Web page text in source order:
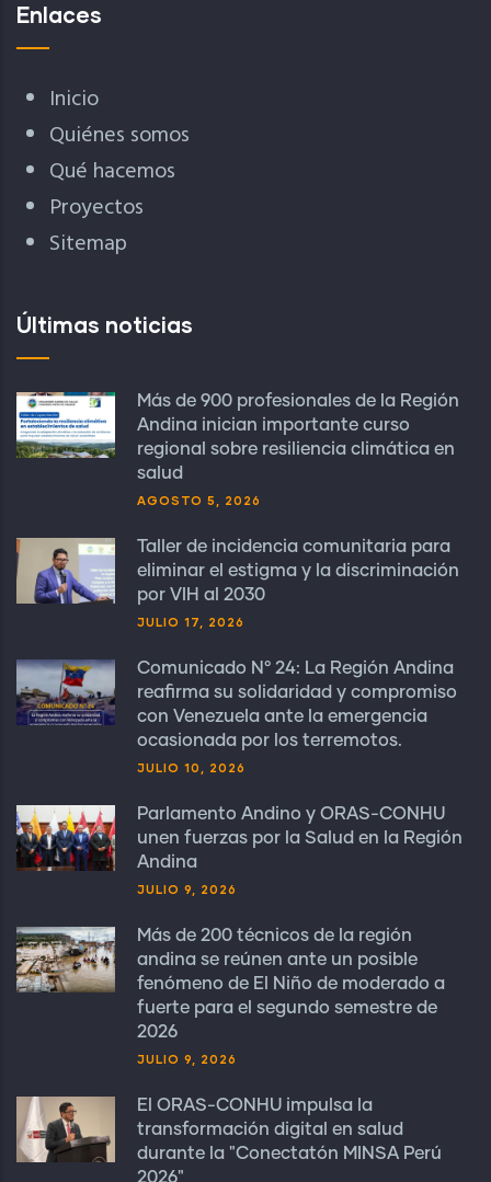
Enlaces
Inicio
Quiénes somos
Qué hacemos
Proyectos
Sitemap
Últimas noticias
Más de 900 profesionales de la Región
Andina inician importante curso
regional sobre resiliencia climática en
salud
AGOSTO 5, 2026
Taller de incidencia comunitaria para
eliminar el estigma y la discriminación
por VIH al 2030
JULIO 17, 2026
Comunicado N° 24: La Región Andina
reafirma su solidaridad y compromiso
con Venezuela ante la emergencia
ocasionada por los terremotos.
JULIO 10, 2026
Parlamento Andino y ORAS-CONHU
unen fuerzas por la Salud en la Región
Andina
JULIO 9, 2026
Más de 200 técnicos de la región
andina se reúnen ante un posible
fenómeno de El Niño de moderado a
fuerte para el segundo semestre de
2026
JULIO 9, 2026
El ORAS-CONHU impulsa la
transformación digital en salud
durante la "Conectatón MINSA Perú
2026"